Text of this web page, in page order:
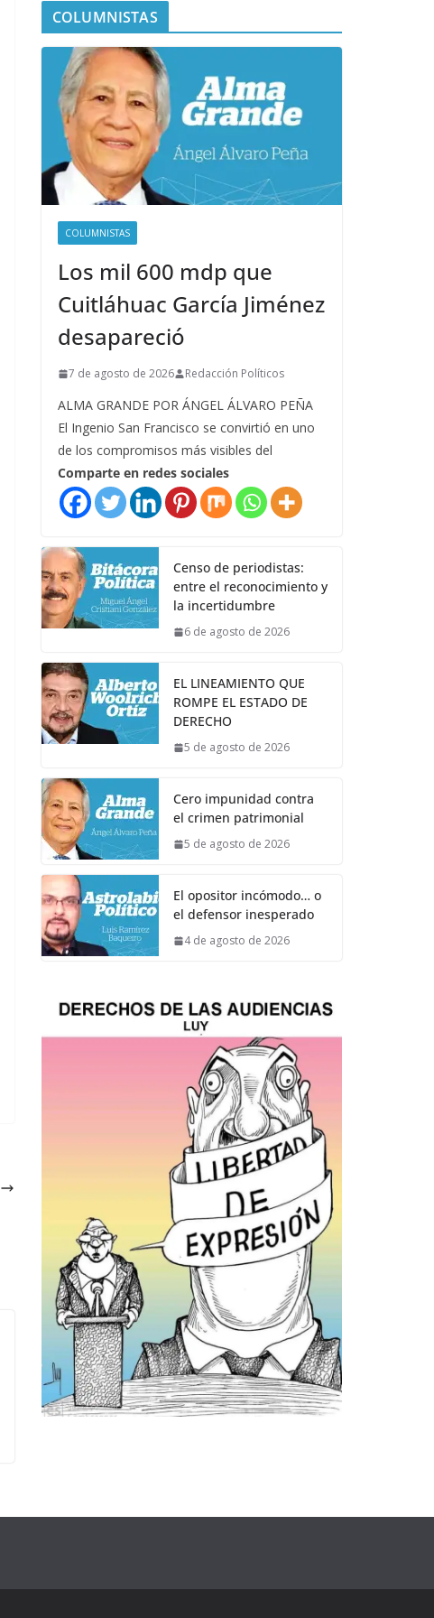
COLUMNISTAS
COLUMNISTAS
Los mil 600 mdp que
Cuitláhuac García Jiménez
desapareció
7 de agosto de 2026 Redacción Políticos
ALMA GRANDE POR ÁNGEL ÁLVARO PEÑA
El Ingenio San Francisco se convirtió en uno
de los compromisos más visibles del
Comparte en redes sociales
Censo de periodistas:
entre el reconocimiento y
la incertidumbre
6 de agosto de 2026
EL LINEAMIENTO QUE
ROMPE EL ESTADO DE
DERECHO
5 de agosto de 2026
Cero impunidad contra
el crimen patrimonial
5 de agosto de 2026
El opositor incómodo… o
el defensor inesperado
4 de agosto de 2026